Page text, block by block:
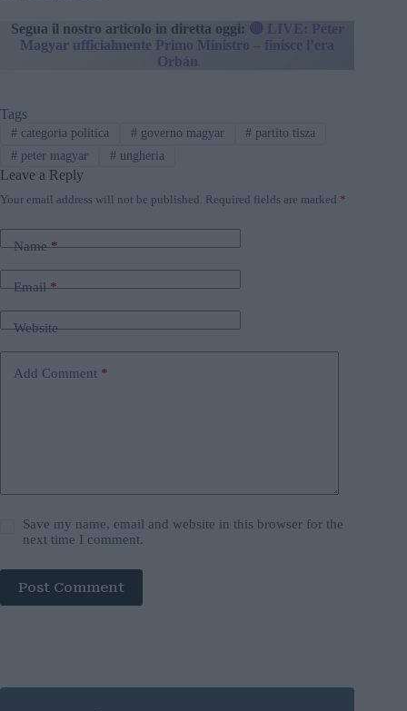
Segua il nostro articolo in diretta oggi: 🔴 LIVE: Péter
Magyar ufficialmente Primo Ministro – finisce l’era
Orbán
Tags
#categoria politica #governo magyar # partito tisza
#peter magyar #ungheria
Leave a Reply
Your email address will not be published. Required fields are marked *
Name*
Email*
Website
Add Comment *
Save my name, email and website in this browser for the
next time I comment.
Post Comment